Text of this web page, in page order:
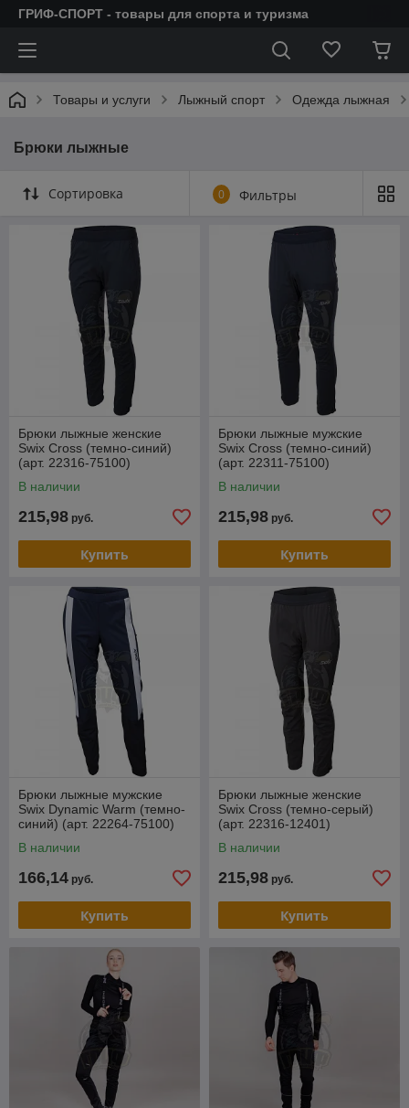
ГРИФ-СПОРТ - товары для спорта и туризма
Товары и услуги Лыжный спорт Одежда лыжная
Брюки лыжные
Сортировка 0 Фильтры
Брюки лыжные женские
Swix Cross (темно-синий)
(арт. 22316-75100)
В наличии
215,98 руб.
Купить
Брюки лыжные мужские
Swix Cross (темно-синий)
(арт. 22311-75100)
В наличии
215,98 руб.
Купить
Брюки лыжные мужские
Swix Dynamic Warm (темно-
синий) (арт. 22264-75100)
В наличии
166,14 руб.
Купить
Брюки лыжные женские
Swix Cross (темно-серый)
(арт. 22316-12401)
В наличии
215,98 руб.
Купить